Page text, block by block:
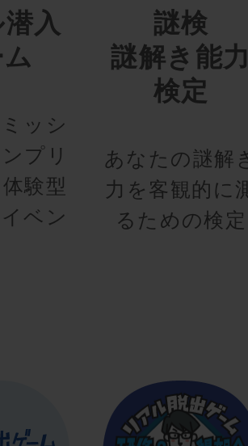
入
ッシ
プリ
験型
ベン
謎検
謎解き能
検定
あなたの謎解
力を客観的に
るための検定